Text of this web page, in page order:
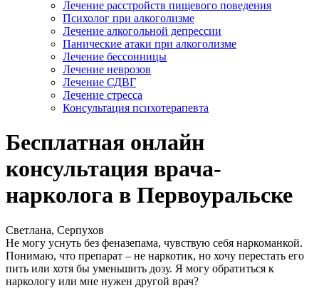
Лечение расстройств пищевого поведения
Психолог при алкоголизме
Лечение алкогольной депрессии
Панические атаки при алкоголизме
Лечение бессонницы
Лечение неврозов
Лечение СДВГ
Лечение стресса
Консультация психотерапевта
Бесплатная онлайн
консультация врача-
нарколога в Первоуральске
Светлана, Серпухов
Не могу уснуть без феназепама, чувствую себя наркоманкой.
Понимаю, что препарат – не наркотик, но хочу перестать его
пить или хотя бы уменьшить дозу. Я могу обратиться к
наркологу или мне нужен другой врач?